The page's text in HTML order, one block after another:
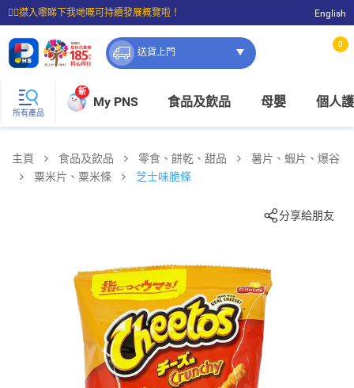
☝🏼㩒入嚟睇下我哋嘅可持續發展概覽啦！
⭐購物滿$399即享免費送貨；滿$100即可免費店取。
English
送貨上門
0
所有產品
新
My PNS 食品及飲品 母嬰 個人
主頁 食品及飲品 零食、餅乾、甜品
薯片、蝦片、爆谷
粟米片、粟米條
芝士味脆條
分享給朋友